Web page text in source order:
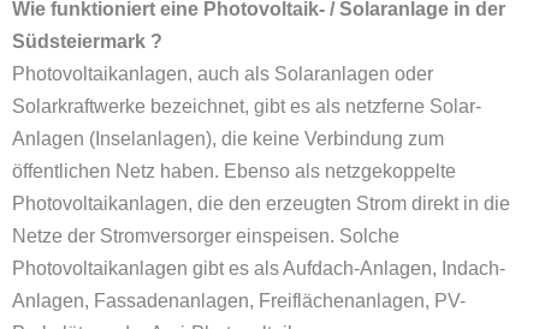
Wie funktioniert eine Photovoltaik- / Solaranlage in der
Südsteiermark ?
Photovoltaikanlagen, auch als Solaranlagen oder
Solarkraftwerke bezeichnet, gibt es als netzferne Solar-
Anlagen (Inselanlagen), die keine Verbindung zum
öffentlichen Netz haben. Ebenso als netzgekoppelte
Photovoltaikanlagen, die den erzeugten Strom direkt in die
Netze der Stromversorger einspeisen. Solche
Photovoltaikanlagen gibt es als Aufdach-Anlagen, Indach-
Anlagen, Fassadenanlagen, Freiflächenanlagen, PV-